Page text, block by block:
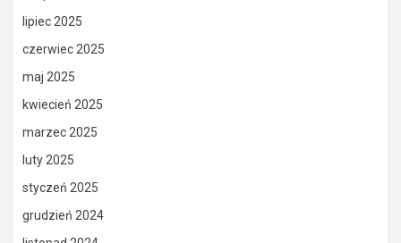
lipiec 2025
czerwiec 2025
maj 2025
kwiecień 2025
marzec 2025
luty 2025
styczeń 2025
grudzień 2024